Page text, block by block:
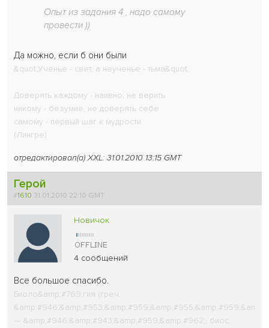
Опыт из задания 4 , надо самому
провести ))
Да можно, если б они были
&quot;Ученье - свет, а неученье - тьма&quot;
Доверять каждому - наивно; не верить
никому - безумие; не доверять себе
самому - первый шаг к мудрости.
(Лингре)
отредактировал(а) XXL: 31.01.2010 13:15 GMT
Герой
#1610 31.01.2010 22:10 GMT
Новичок
4 сообщений
Все большое спасибо.
Биоло&amp;#769;гия (греч.
— &amp;#946;&amp;#943;&amp;#959;&amp;#962;, биос,